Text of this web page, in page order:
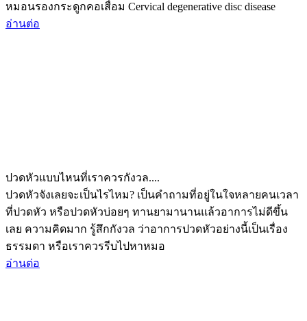
หมอนรองกระดูกคอเสื่อม Cervical degenerative disc disease
อ่านต่อ
ปวดหัวแบบไหนที่เราควรกังวล....
ปวดหัวจังเลยจะเป็นไรไหม? เป็นคำถามที่อยู่ในใจหลายคนเวลา
ที่ปวดหัว หรือปวดหัวบ่อยๆ ทานยามานานแล้วอาการไม่ดีขึ้น
เลย ความคิดมาก รู้สึกกังวล ว่าอาการปวดหัวอย่างนี้เป็นเรื่อง
ธรรมดา หรือเราควรรีบไปหาหมอ
อ่านต่อ